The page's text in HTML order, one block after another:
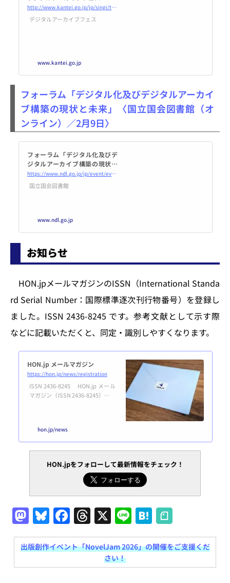
http://www.kantei.go.jp/jp/singi/titeki2/forum/index.html
デジタルアーカイブフェス
www.kantei.go.jp
フォーラム「デジタル化及びデジタルアーカイ
ブ構築の現状と未来」〈国立国会図書館（オ
ンライン）／2月9日〉
フォーラム「デジタル化及びデ
ジタルアーカイブ構築の現状と
未来」｜国立国会図書館―Nati
onal Diet Library
https://www.ndl.go.jp/jp/event/events/20220209digi_info.html
国立国会図書館
www.ndl.go.jp
お知らせ
HON.jpメールマガジンのISSN（International Standa
rd Serial Number：国際標準逐次刊行物番号）を登録し
ました。ISSN 2436-8245 です。参考文献として示す際
などに記載いただくと、同定・識別しやすくなります。
HON.jp メールマガジン
https://hon.jp/news/registration
ISSN 2436-8245 HON.jp メール
マガジン（ISSN 2436-8245）は、
の視点でコメントする「週刊出版
ニュースまとめ＆コラム」や、N
PO法人HON.jpからのお知らせな
どを、毎週月曜日の朝に無料で配
信いたします。バックナンバーへ
のリンクは本ページの末尾にあり
ます。また、ほぼ同じ内容を「週
刊出版ニュースまとめ＆コラム」
のページで...
hon.jp/news
HON.jpをフォローして最新情報をチェック！
M
a
st
o
Bl
u
e
s
F
a
c
e
T
h
re
a
X Li
n
e
H
at
e
n
出版創作イベント「NovelJam 2026」の開催をご支援くだ
さい！